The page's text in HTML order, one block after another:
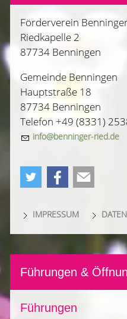
Förderverein
Riedkapelle 2
87734 Benningen
Gemeinde Benningen
Hauptstraße 18
87734 Benningen
Telefon +49 (8331)
nf b nn ng r-r d d
IMPRESSUM
Führungen &
Führungen